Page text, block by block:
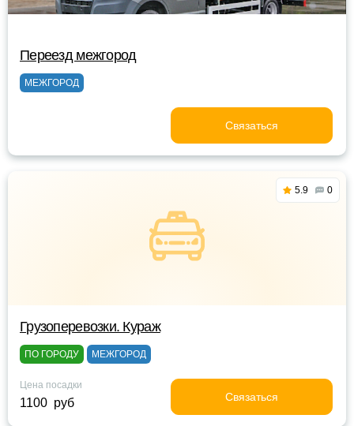
Переезд межгород
МЕЖГОРОД
Связаться
5.9 0
Грузоперевозки. Кураж
ПО ГОРОДУ МЕЖГОРОД
Цена посадки
1100 руб Связаться